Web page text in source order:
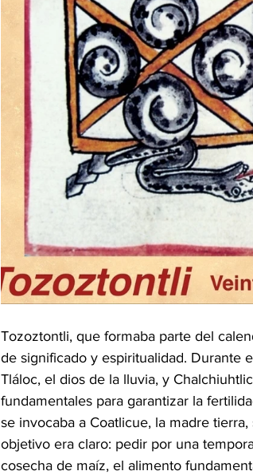
Tozoztontli, que formaba parte del
de significado y espiritualidad. Durante
Tláloc, el dios de la lluvia, y
fundamentales para garantizar la
se invocaba a Coatlicue, la madre
objetivo era claro: pedir por una
cosecha de maíz, el alimento